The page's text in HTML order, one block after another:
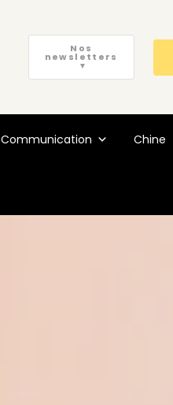
Nos
newsletters
▼
Communication Chine